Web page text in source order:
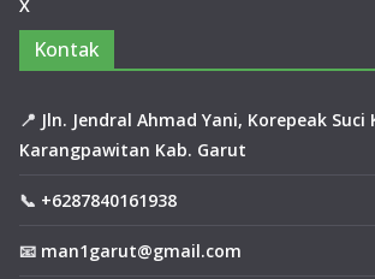
X
Kontak
📍 Jln. Jendral Ahmad Yani, Korepeak Suci
Karangpawitan Kab. Garut
📞 +6287840161938
📧 man1garut@gmail.com